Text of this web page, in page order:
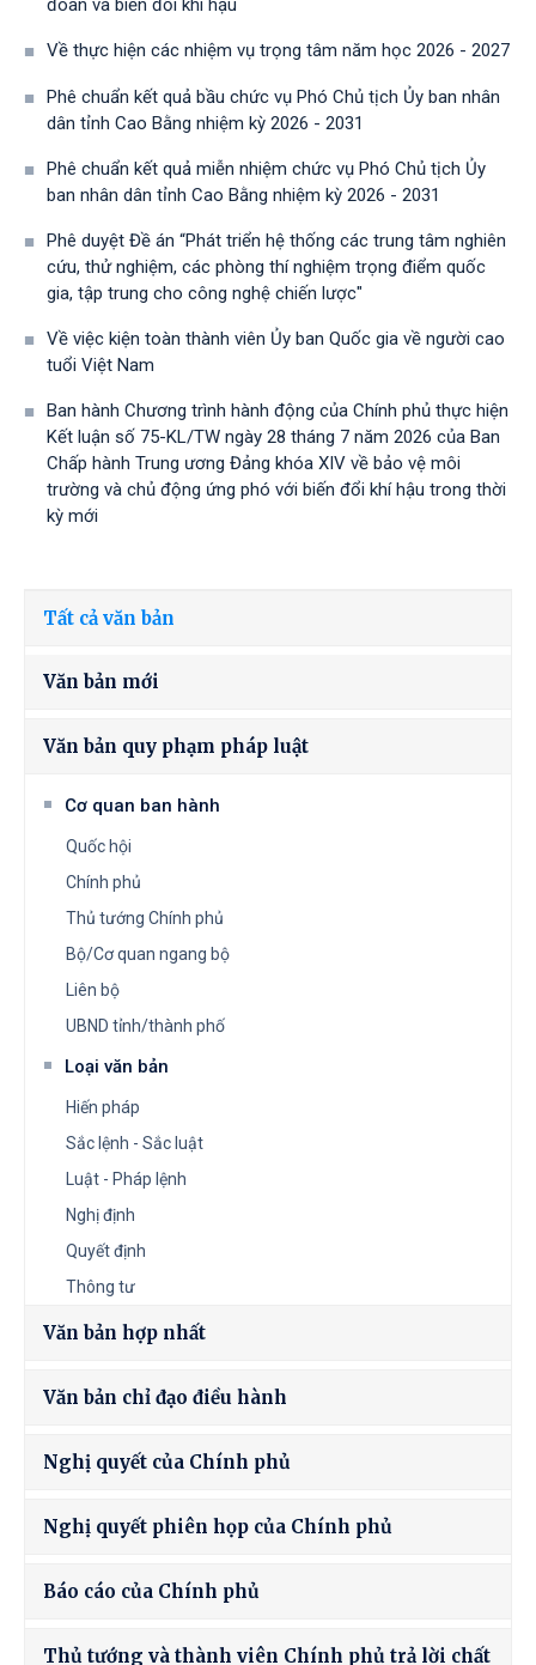
đoan và biến đổi khí hậu
Về thực hiện các nhiệm vụ trọng tâm năm học 2026 - 2027
Phê chuẩn kết quả bầu chức vụ Phó Chủ tịch Ủy ban nhân
dân tỉnh Cao Bằng nhiệm kỳ 2026 - 2031
Phê chuẩn kết quả miễn nhiệm chức vụ Phó Chủ tịch Ủy
ban nhân dân tỉnh Cao Bằng nhiệm kỳ 2026 - 2031
Phê duyệt Đề án “Phát triển hệ thống các trung tâm nghiên
cứu, thử nghiệm, các phòng thí nghiệm trọng điểm quốc
gia, tập trung cho công nghệ chiến lược"
Về việc kiện toàn thành viên Ủy ban Quốc gia về người cao
tuổi Việt Nam
Ban hành Chương trình hành động của Chính phủ thực hiện
Kết luận số 75-KL/TW ngày 28 tháng 7 năm 2026 của Ban
Chấp hành Trung ương Đảng khóa XIV về bảo vệ môi
trường và chủ động ứng phó với biến đổi khí hậu trong thời
kỳ mới
Tất cả văn bản
Văn bản mới
Văn bản quy phạm pháp luật
Cơ quan ban hành
Quốc hội
Chính phủ
Thủ tướng Chính phủ
Bộ/Cơ quan ngang bộ
Liên bộ
UBND tỉnh/thành phố
Loại văn bản
Hiến pháp
Sắc lệnh - Sắc luật
Luật - Pháp lệnh
Nghị định
Quyết định
Thông tư
Văn bản hợp nhất
Văn bản chỉ đạo điều hành
Nghị quyết của Chính phủ
Nghị quyết phiên họp của Chính phủ
Báo cáo của Chính phủ
Thủ tướng và thành viên Chính phủ trả lời chất